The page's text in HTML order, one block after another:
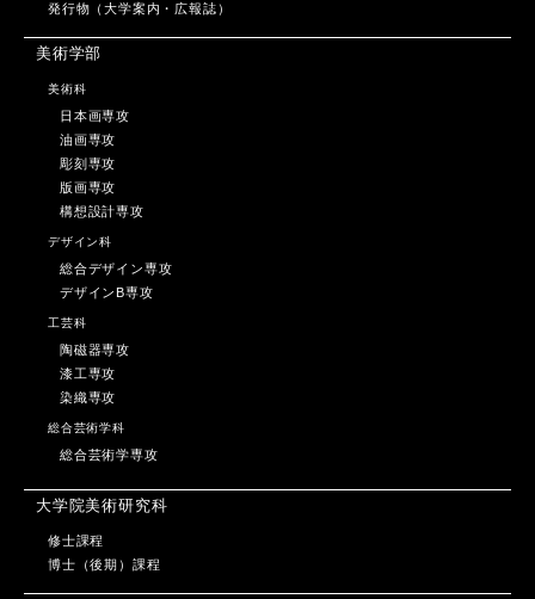
発行物（大学案内・広報誌）
美術学部
美術科
日本画専攻
油画専攻
彫刻専攻
版画専攻
構想設計専攻
デザイン科
総合デザイン専攻
デザインB専攻
工芸科
陶磁器専攻
漆工専攻
染織専攻
総合芸術学科
総合芸術学専攻
大学院美術研究科
修士課程
博士（後期）課程